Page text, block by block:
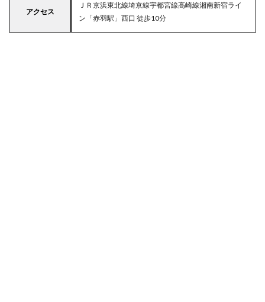
ーパ
アクセス
ＪＲ京浜東北線埼京線宇都宮線高崎線湘南新宿ライ
ン「赤羽駅」西口 徒歩10分